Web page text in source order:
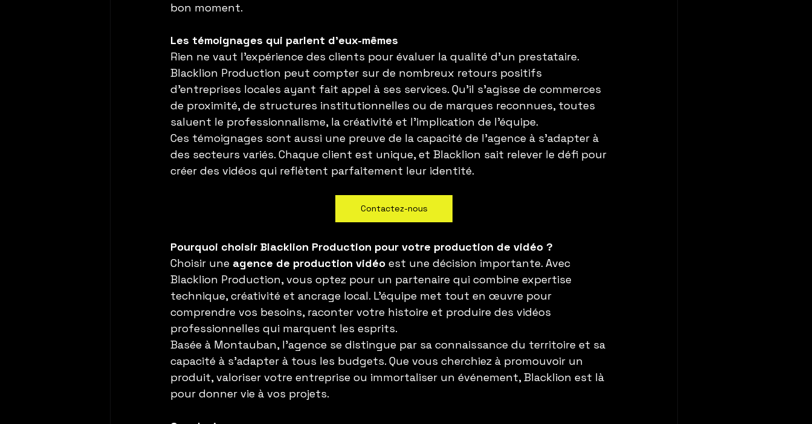
bon moment.
Les témoignages qui parlent d’eux-mêmes
Rien ne vaut l’expérience des clients pour évaluer la qualité d’un prestataire.
Blacklion Production peut compter sur de nombreux retours positifs
d’entreprises locales ayant fait appel à ses services. Qu’il s’agisse de commerces
de proximité, de structures institutionnelles ou de marques reconnues, toutes
saluent le professionnalisme, la créativité et l’implication de l’équipe.
Ces témoignages sont aussi une preuve de la capacité de l’agence à s’adapter à
des secteurs variés. Chaque client est unique, et Blacklion sait relever le défi pour
créer des vidéos qui reflètent parfaitement leur identité.
Contactez-nous
Pourquoi choisir Blacklion Production pour votre production de vidéo ?
Choisir une agence de production vidéo est une décision importante. Avec
Blacklion Production, vous optez pour un partenaire qui combine expertise
technique, créativité et ancrage local. L’équipe met tout en œuvre pour
comprendre vos besoins, raconter votre histoire et produire des vidéos
professionnelles qui marquent les esprits.
Basée à Montauban, l’agence se distingue par sa connaissance du territoire et sa
capacité à s’adapter à tous les budgets. Que vous cherchiez à promouvoir un
produit, valoriser votre entreprise ou immortaliser un événement, Blacklion est là
pour donner vie à vos projets.